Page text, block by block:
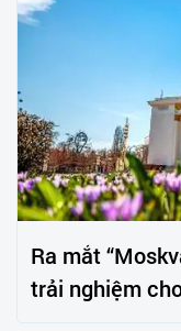
Ra mắt
trải nghiệm